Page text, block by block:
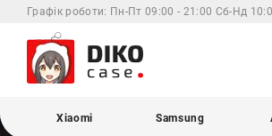
Графік роботи: Пн-Пт 09:00 - 21:00 Сб-Нд
Xiaomi Samsung